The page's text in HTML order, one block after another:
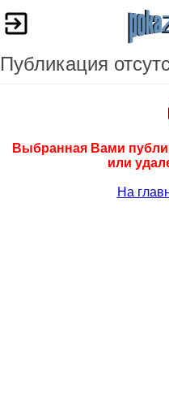
Публикация
Выбранная Вами
или
На